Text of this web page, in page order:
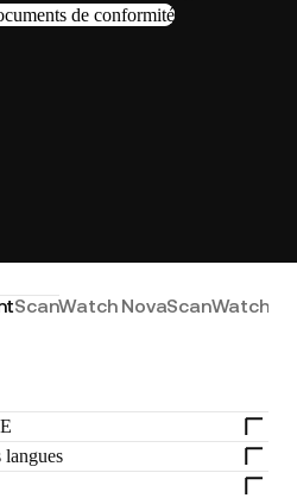
de conformité
ScanWatch NovaScanWatch 2